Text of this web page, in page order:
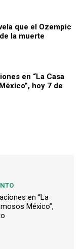
que el Ozempic
la muerte
en “La Casa
hoy 7 de
en “La
México”,